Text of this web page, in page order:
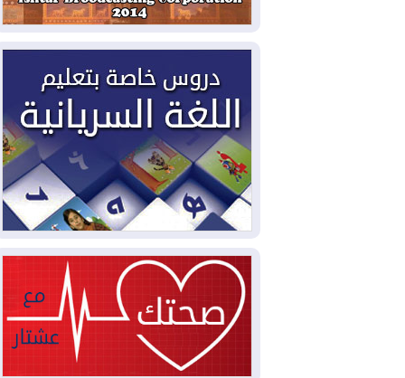
2026-08-06مئات القاصرين بلا مأوى.. أزمة
سبتة تتصاعد وتضغط على مدريد
2026-08-05
لمدة عام.. بدء توريد 100
مليون قدم مكعب يومياً من غاز كورمور في
إقليم كوردستان إلى وزارة الكهرباء العراقية
2026-08-05
15كارثة بيئية ومناخية ترسم
ملامح أخطر التحديات التي تواجه العراق
اليوم
2026-08-05
حرائق فرنسا.. توقيف 402
شخص بينهم 156 قاصرا منذ بداية موسم
الحرائق
2026-08-04
سومو: إنتاج النفط في إقليم
كوردستان انخفض إلى أقل من 10%